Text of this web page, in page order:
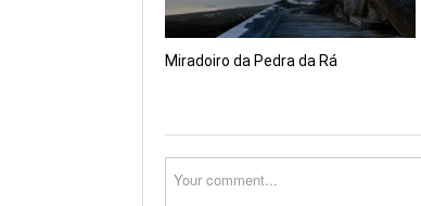
Miradoiro da Pedra da Rá